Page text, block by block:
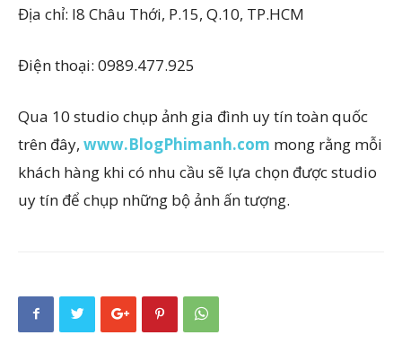
Địa chỉ: I8 Châu Thới, P.15, Q.10, TP.HCM
Điện thoại: 0989.477.925
Qua 10 studio chụp ảnh gia đình uy tín toàn quốc
trên đây, www.BlogPhimanh.com mong rằng mỗi
khách hàng khi có nhu cầu sẽ lựa chọn được studio
uy tín để chụp những bộ ảnh ấn tượng.